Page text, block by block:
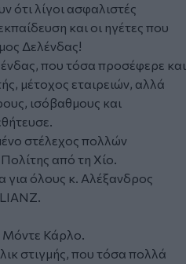
ότι λίγοι ασφαλιστές
και οι ηγέτες που
Δελένδας!
που τόσα προσέφερε και
μέτοχος εταιρειών, αλλά
ισόβαθμους και
στέλεχος πολλών
από τη Χίο.
για όλους κ. Αλέξανδρος
Μόντε Κάρλο.
στιγμής, που τόσα πολλά